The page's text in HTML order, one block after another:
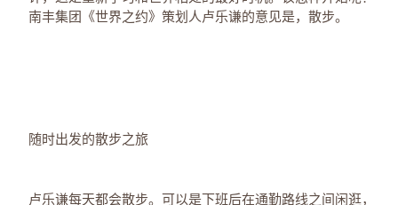
南丰集团《世界之约》策划人卢乐谦的意见是，散步。
随时出发的散步之旅
卢乐谦每天都会散步。可以是下班后在通勤路线之间闲逛，